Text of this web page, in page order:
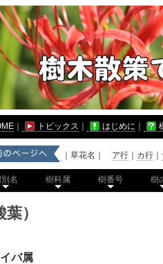
トピックス はじめに
｜草花名｜ ア行 カ行
名 樹科属 樹番号 樹
）
バ属